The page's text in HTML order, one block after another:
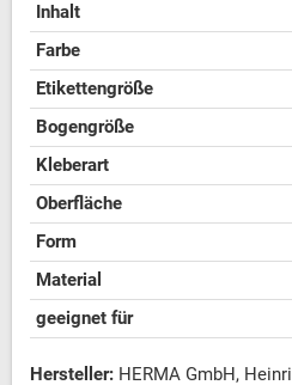
Inhalt
Farbe
Etikettengröße
Bogengröße
Kleberart
Oberfläche
Form
Material
geeignet für
Hersteller: HERMA GmbH,